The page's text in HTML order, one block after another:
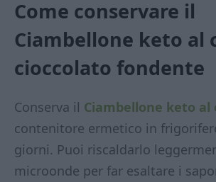
Come conservare il
Ciambellone keto al
cioccolato fondente
Conserva il Ciambellone keto al
contenitore ermetico in
giorni. Puoi riscaldarlo
microonde per far esaltare i